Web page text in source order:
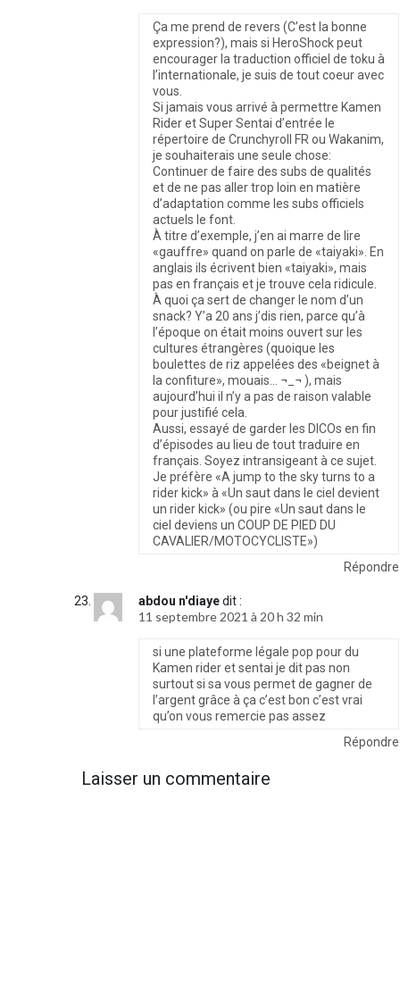
Ça me prend de revers (C’est la bonne
expression?), mais si HeroShock peut
encourager la traduction officiel de toku à
l’internationale, je suis de tout coeur avec
vous.
Si jamais vous arrivé à permettre Kamen
Rider et Super Sentai d’entrée le
répertoire de Crunchyroll FR ou Wakanim,
je souhaiterais une seule chose:
Continuer de faire des subs de qualités
et de ne pas aller trop loin en matière
d’adaptation comme les subs officiels
actuels le font.
À titre d’exemple, j’en ai marre de lire
«gauffre» quand on parle de «taiyaki». En
anglais ils écrivent bien «taiyaki», mais
pas en français et je trouve cela ridicule.
À quoi ça sert de changer le nom d’un
snack? Y’a 20 ans j’dis rien, parce qu’à
l’époque on était moins ouvert sur les
cultures étrangères (quoique les
boulettes de riz appelées des «beignet à
la confiture», mouais… ¬_¬ ), mais
aujourd’hui il n’y a pas de raison valable
pour justifié cela.
Aussi, essayé de garder les DICOs en fin
d’épisodes au lieu de tout traduire en
français. Soyez intransigeant à ce sujet.
Je préfère «A jump to the sky turns to a
rider kick» à «Un saut dans le ciel devient
un rider kick» (ou pire «Un saut dans le
ciel deviens un COUP DE PIED DU
CAVALIER/MOTOCYCLISTE»)
Répondre
abdou n'diaye dit :
11 septembre 2021 à 20 h 32 min
si une plateforme légale pop pour du
Kamen rider et sentai je dit pas non
surtout si sa vous permet de gagner de
l’argent grâce à ça c’est bon c’est vrai
qu’on vous remercie pas assez
Répondre
Laisser un commentaire